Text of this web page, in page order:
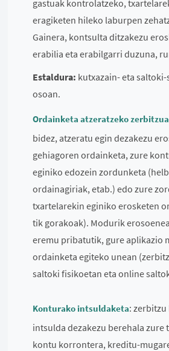
gastuak kontrolatzeko,
eragiketen hileko laburpen
Gainera, kontsulta ditzakezu
erabilia eta erabilgarri duzuna,
Estaldura: kutxazain- eta
osoan.
Ordainketa atzeratzeko zerbitzua
bidez, atzeratu egin dezakezu
gehiagoren ordainketa, zure
eginiko edozein zordunketa
ordainagiriak, etab.) edo zure
txartelarekin eginiko erosketen
tik gorakoak). Modurik
eremu pribatutik, gure aplikazio
ordainketa egiteko unean
saltoki fisikoetan eta online
Konturako intsuldaketa:
intsulda dezakezu berehala zure
kontu korrontera, kreditu-